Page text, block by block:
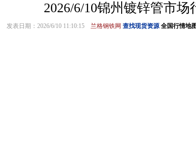
2026/6/10锦州镀锌管市场
发表日期：2026/6/10 11:10:15 兰格钢铁网 查找现货资源 全国行情地图